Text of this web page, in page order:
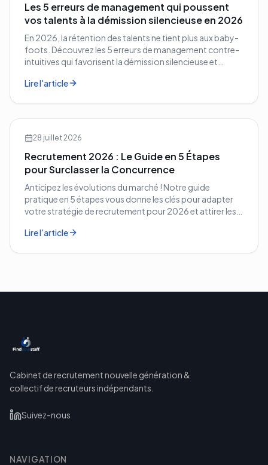
Les 5 erreurs de management qui poussent
vos talents à la démission silencieuse en 2026
En 2026, la rétention des talents ne tient plus aux baby-
foots. Découvrez les 5 erreurs de management contre-
intuitives qui favorisent la démission silencieuse et
Lire l'article
28 juillet 2026
Recrutement 2026 : Le Guide en 5 Étapes
pour Surclasser la Concurrence
Anticipez les évolutions du marché ! Notre guide
pratique en 5 étapes vous donne les clés pour adapter
votre stratégie de recrutement pour 2026 et attirer les
Lire l'article
Cabinet de recrutement nouvelle génération &
collectif de recruteurs indépendants.
Suivez-nous
NAVIGATION